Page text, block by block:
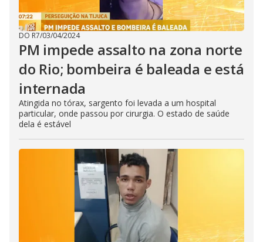
DO R7/03/04/2024
PM impede assalto na zona norte
do Rio; bombeira é baleada e está
internada
Atingida no tórax, sargento foi levada a um hospital
particular, onde passou por cirurgia. O estado de saúde
dela é estável